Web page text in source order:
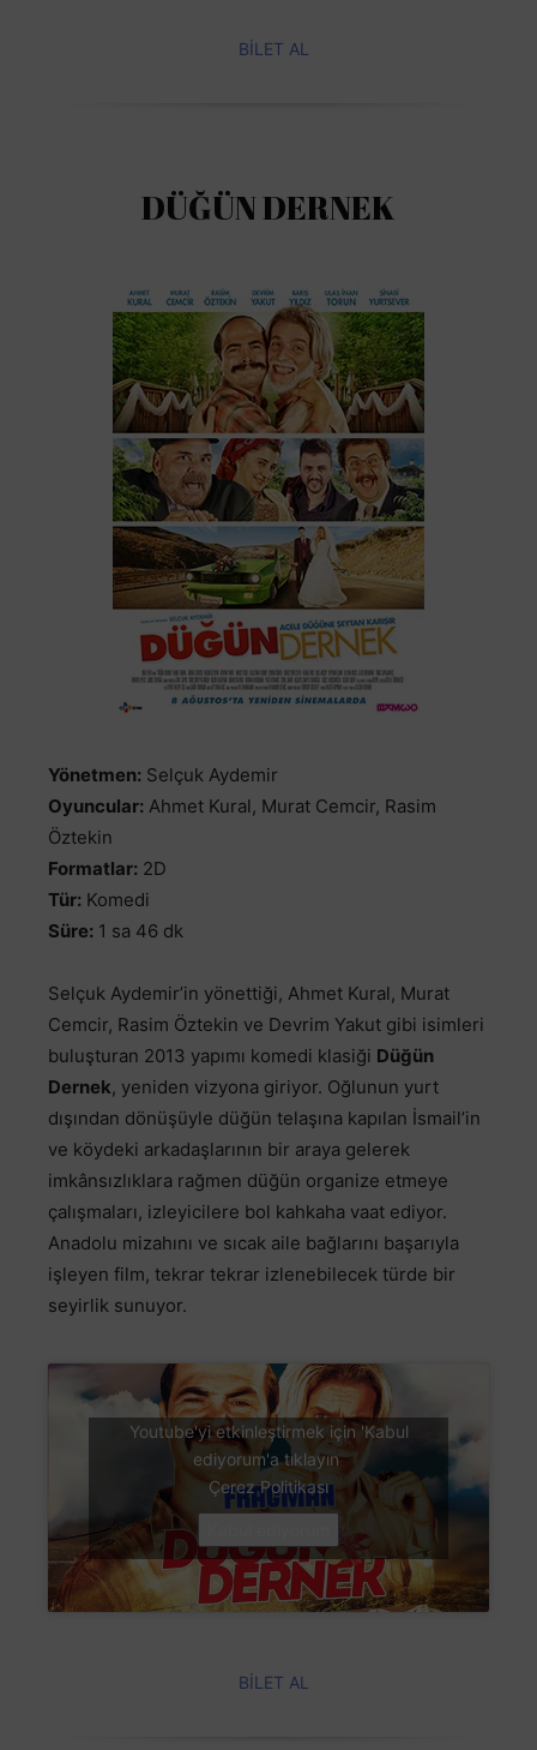
BİLET AL
DÜĞÜN DERNEK
Yönetmen: Selçuk Aydemir
Oyuncular: Ahmet Kural, Murat Cemcir, Rasim
Öztekin
Formatlar: 2D
Tür: Komedi
Süre: 1 sa 46 dk
Selçuk Aydemir’in yönettiği, Ahmet Kural, Murat
Cemcir, Rasim Öztekin ve Devrim Yakut gibi isimleri
buluşturan 2013 yapımı komedi klasiği Düğün
Dernek, yeniden vizyona giriyor. Oğlunun yurt
dışından dönüşüyle düğün telaşına kapılan İsmail’in
ve köydeki arkadaşlarının bir araya gelerek
imkânsızlıklara rağmen düğün organize etmeye
çalışmaları, izleyicilere bol kahkaha vaat ediyor.
Anadolu mizahını ve sıcak aile bağlarını başarıyla
işleyen film, tekrar tekrar izlenebilecek türde bir
seyirlik sunuyor.
Youtube'yi etkinleştirmek için 'Kabul
ediyorum'a tıklayın
Çerez Politikası
BİLET AL